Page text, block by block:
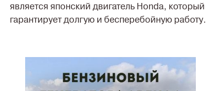
является японский двигатель Honda, который
гарантирует долгую и бесперебойную работу.